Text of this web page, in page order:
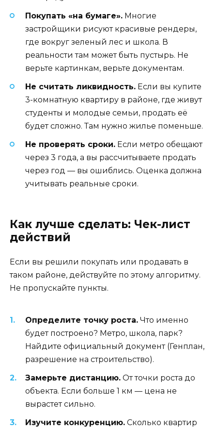
Покупать «на бумаге». Многие
застройщики рисуют красивые рендеры,
где вокруг зеленый лес и школа. В
реальности там может быть пустырь. Не
верьте картинкам, верьте документам.
Не считать ликвидность. Если вы купите
3-комнатную квартиру в районе, где живут
студенты и молодые семьи, продать её
будет сложно. Там нужно жилье поменьше.
Не проверять сроки. Если метро обещают
через 3 года, а вы рассчитываете продать
через год — вы ошиблись. Оценка должна
учитывать реальные сроки.
Как лучше сделать: Чек-лист
действий
Если вы решили покупать или продавать в
таком районе, действуйте по этому алгоритму.
Не пропускайте пункты.
Определите точку роста. Что именно
будет построено? Метро, школа, парк?
Найдите официальный документ (Генплан,
разрешение на строительство).
Замерьте дистанцию. От точки роста до
объекта. Если больше 1 км — цена не
вырастет сильно.
Изучите конкуренцию. Сколько квартир